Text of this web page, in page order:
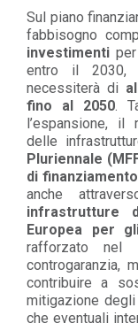
Sul piano
fabbisogno
investimenti
entro il 2030,
necessiterà di
fino al 2050.
l’espansione,
delle
Pluriennale
di
anche
infrastrutture
Europea per
rafforzato nel
controgaranzia,
contribuire a
mitigazione
che eventuali